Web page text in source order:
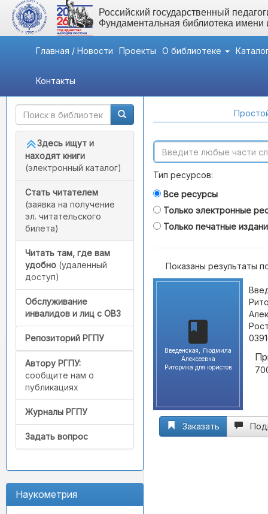
Российский государственный
Фундаментальная библиотека
Главная / Новости Проекты О библиотеке
Контакты
Быстрый доступ
Здесь ищут и
находят книги
(электронный каталог)
Стать читателем
(заявка на получение
эл. читательского
билета)
Читать там, где вам
удобно (удаленный
доступ)
Обслуживание
инвалидов и лиц с ОВЗ
Репозиторий РГПУ
Автору РГПУ:
сообщите нам о
публикациях
Журналы РГПУ
Задать вопрос
Наукометрия
Тип ресурсов:
Все ресурсы
Только электронные
Только печатные
Показаны результаты
Введенская, Людмила
Алексеевна
Риторика для юристов
Заказать